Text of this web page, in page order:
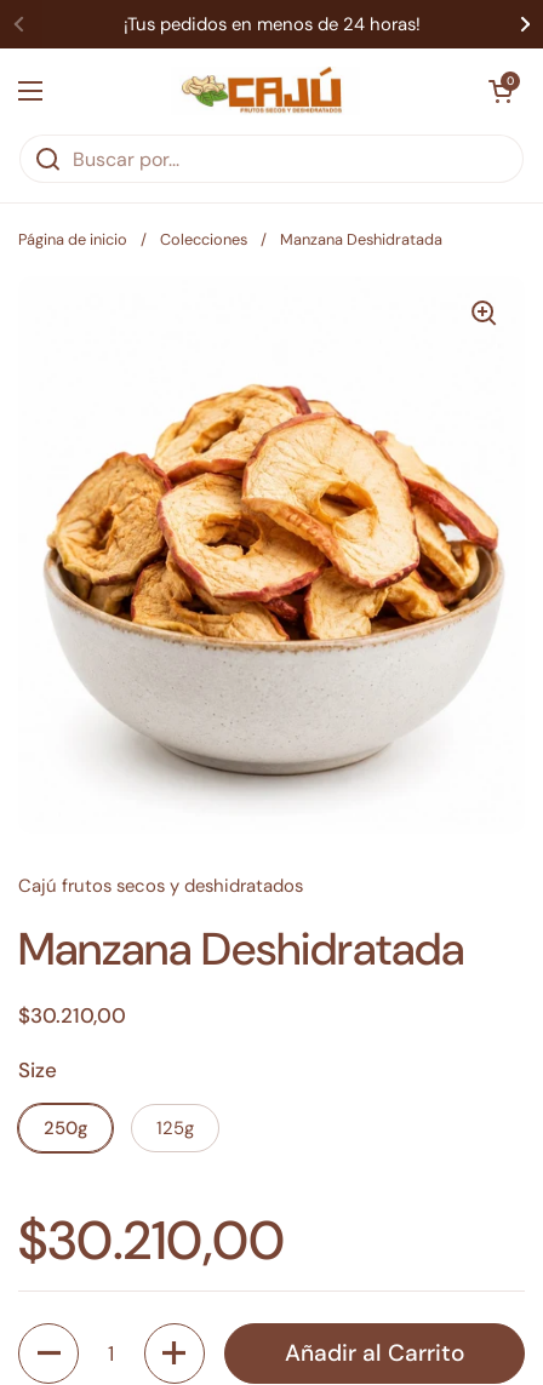
Ir al contenido ¡Tus pedidos en menos de 24 horas!
Abrir menú
Abrir carrito
0
Página de inicio / Colecciones / Manzana Deshidratada
Cajú frutos secos y deshidratados
Manzana Deshidratada
$30.210,00
Size
250g 125g
$30.210,00
Cantidad
Añadir al Carrito